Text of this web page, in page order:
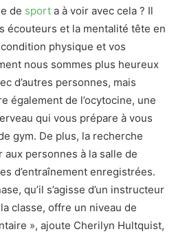
de sport a à voir avec cela ? Il
écouteurs et la mentalité tête en
physique et vos
nous sommes plus heureux
d’autres personnes, mais
également de l’ocytocine, une
qui vous prépare à vous
gym. De plus, la recherche
personnes à la salle de
d’entraînement enregistrées.
qu’il s’agisse d’un instructeur
classe, offre un niveau de
», ajoute Cherilyn Hultquist,